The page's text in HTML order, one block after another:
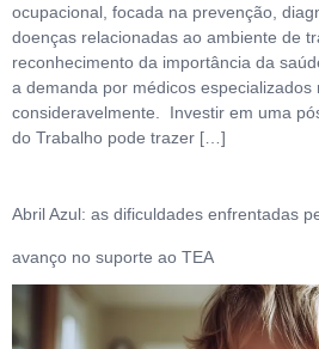
ocupacional, focada na prevenção,
doenças relacionadas ao ambiente de
reconhecimento da importância da
a demanda por médicos
consideravelmente. Investir em uma
do Trabalho pode trazer […]
Abril Azul: as dificuldades enfrentadas
avanço no suporte ao TEA